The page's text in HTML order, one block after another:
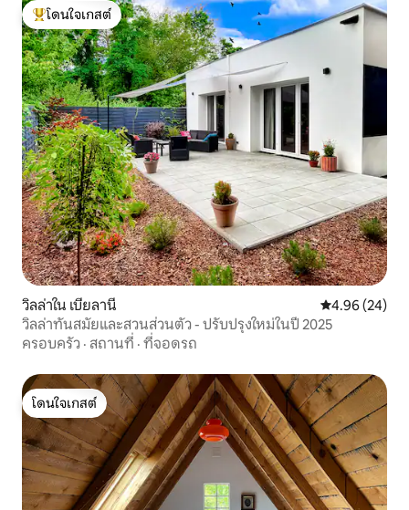
โดนใจเกสต์ที่สุด
โดนใจเกสต์
วิลล่าใน เบียลานี คะแนนเฉลี่ย
4.96 (24)
วิลล่าทันสมัยและสวนส่วนตัว - ปรับปรุงใหม่ในปี 2025
ครอบครัว · สถานที่ · ที่จอดรถ
โดนใจเกสต์
โดนใจเกสต์